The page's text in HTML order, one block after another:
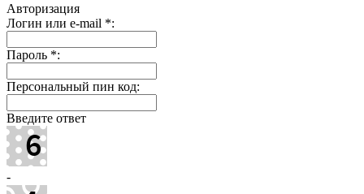
Авторизация
Логин или e-mail *:
Пароль *:
Персональный пин код:
Введите ответ
-